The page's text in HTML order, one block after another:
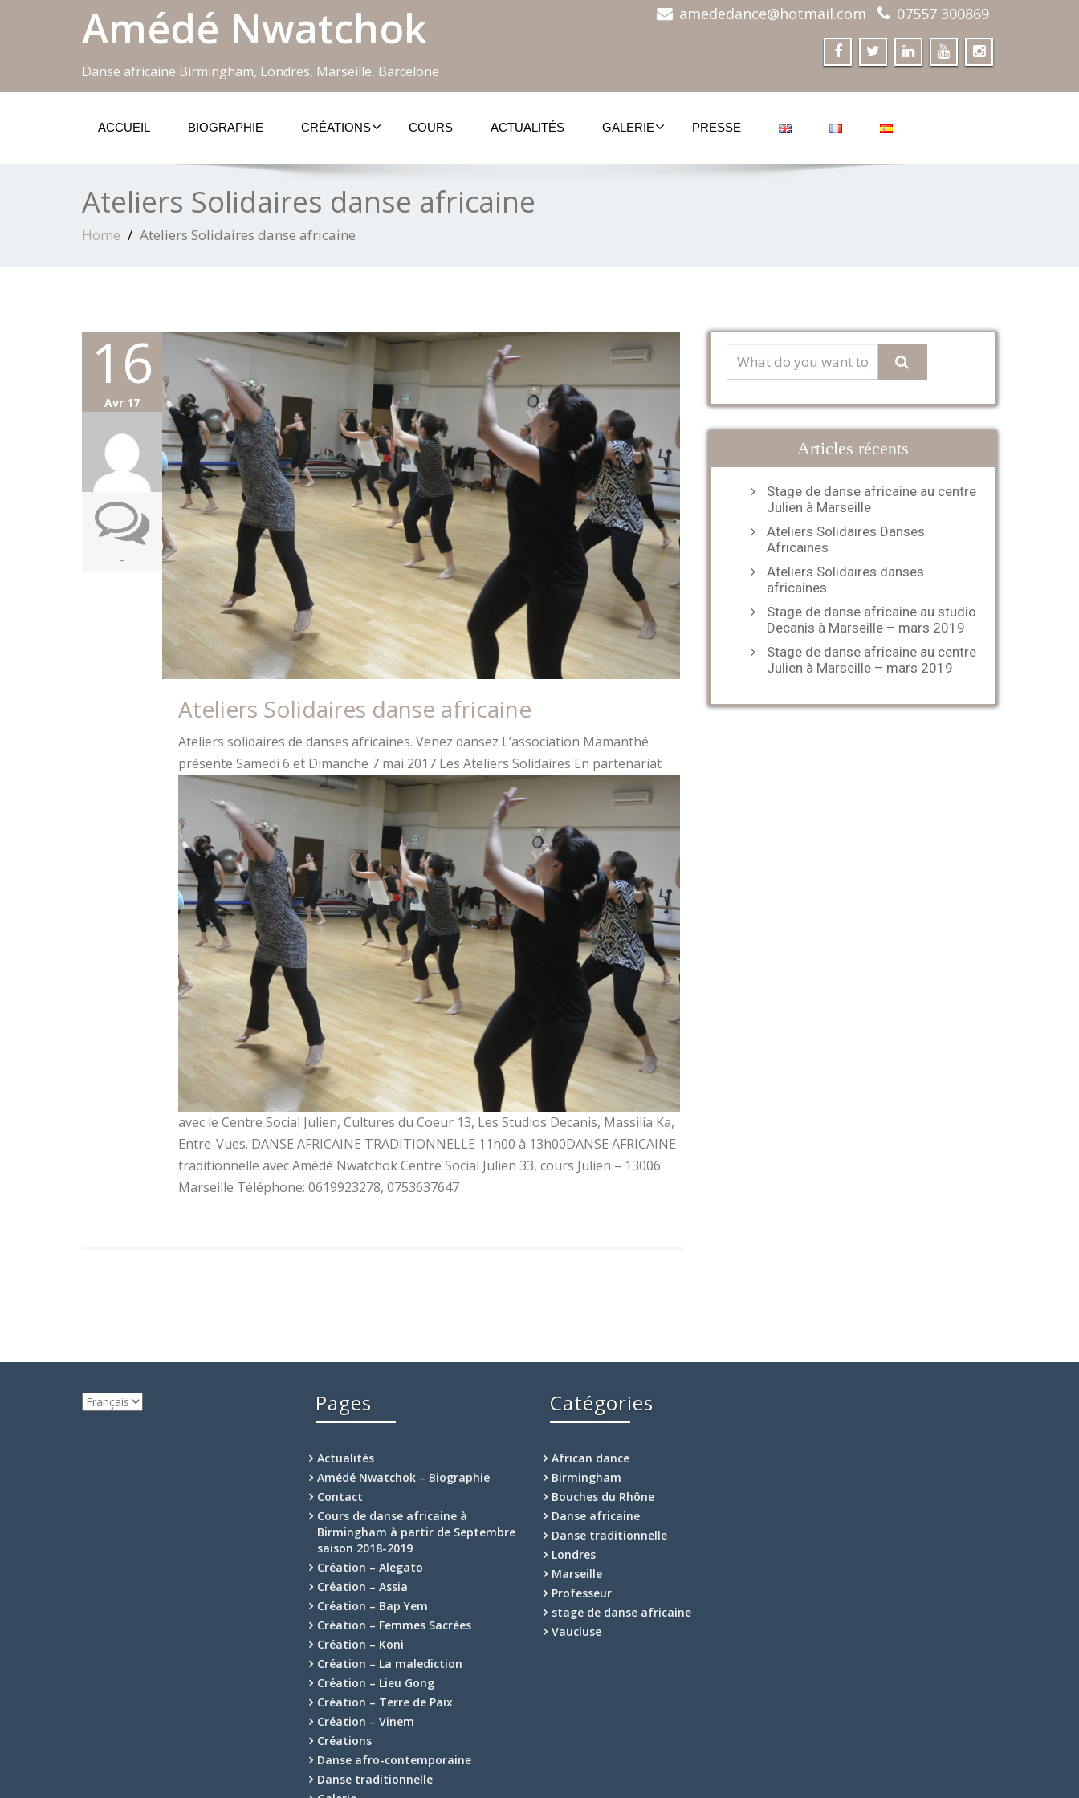
Amédé Nwatchok
Danse africaine Birmingham, Londres, Marseille, Barcelone
amededance@hotmail.com 07557 300869
ACCUEIL BIOGRAPHIE CRÉATIONS COURS ACTUALITÉS GALERIE PRESSE
Ateliers Solidaires danse africaine
Home Ateliers Solidaires danse africaine
16
Avr 17
-
Ateliers Solidaires danse africaine
Ateliers solidaires de danses africaines. Venez dansez L’association Mamanthé
présente Samedi 6 et Dimanche 7 mai 2017 Les Ateliers Solidaires En partenariat
avec le Centre Social Julien, Cultures du Coeur 13, Les Studios Decanis, Massilia Ka,
Entre-Vues. DANSE AFRICAINE TRADITIONNELLE 11h00 à 13h00DANSE AFRICAINE
traditionnelle avec Amédé Nwatchok Centre Social Julien 33, cours Julien – 13006
Marseille Téléphone: 0619923278, 0753637647
Articles récents
Stage de danse africaine au centre
Julien à Marseille
Ateliers Solidaires Danses
Africaines
Ateliers Solidaires danses
africaines
Stage de danse africaine au studio
Decanis à Marseille – mars 2019
Stage de danse africaine au centre
Julien à Marseille – mars 2019
Choisir
une
Pages
Actualités
Amédé Nwatchok – Biographie
Contact
Cours de danse africaine à
Birmingham à partir de Septembre
saison 2018-2019
Création – Alegato
Création – Assia
Création – Bap Yem
Création – Femmes Sacrées
Création – Koni
Création – La malediction
Création – Lieu Gong
Création – Terre de Paix
Création – Vinem
Créations
Danse afro-contemporaine
Danse traditionnelle
Catégories
African dance
Birmingham
Bouches du Rhône
Danse africaine
Danse traditionnelle
Londres
Marseille
Professeur
stage de danse africaine
Vaucluse